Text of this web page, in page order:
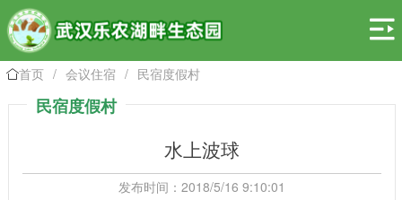

首页 / 会议住宿 / 民宿度假村
民宿度假村
水上波球
发布时间：2018/5/16 9:10:01